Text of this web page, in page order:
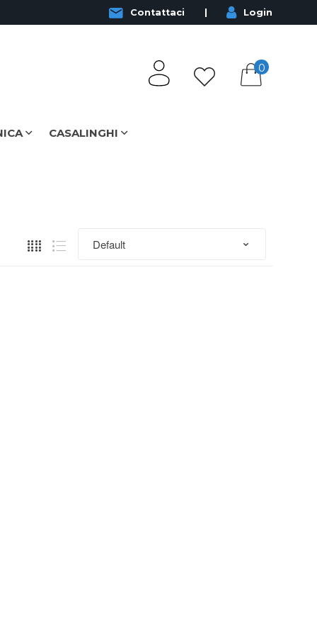
Contattaci Login
0
CASALINGHI